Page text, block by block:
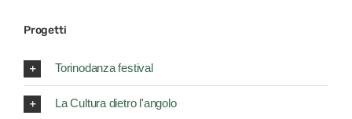
Progetti
Torinodanza festival
La Cultura dietro l'angolo